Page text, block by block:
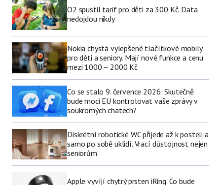
O2 spustil tarif pro děti za 300 Kč. Data
nedojdou nikdy
Nokia chystá vylepšené tlačítkové mobily
pro děti a seniory. Mají nové funkce a cenu
mezi 1000 – 2000 Kč
Co se stalo 9. července 2026: Skutečně
bude moci EU kontrolovat vaše zprávy v
soukromých chatech?
Diskrétní robotické WC přijede až k posteli a
samo po sobě uklidí. Vrací důstojnost nejen
seniorům
Apple vyvíjí chytrý prsten iRing. Co bude